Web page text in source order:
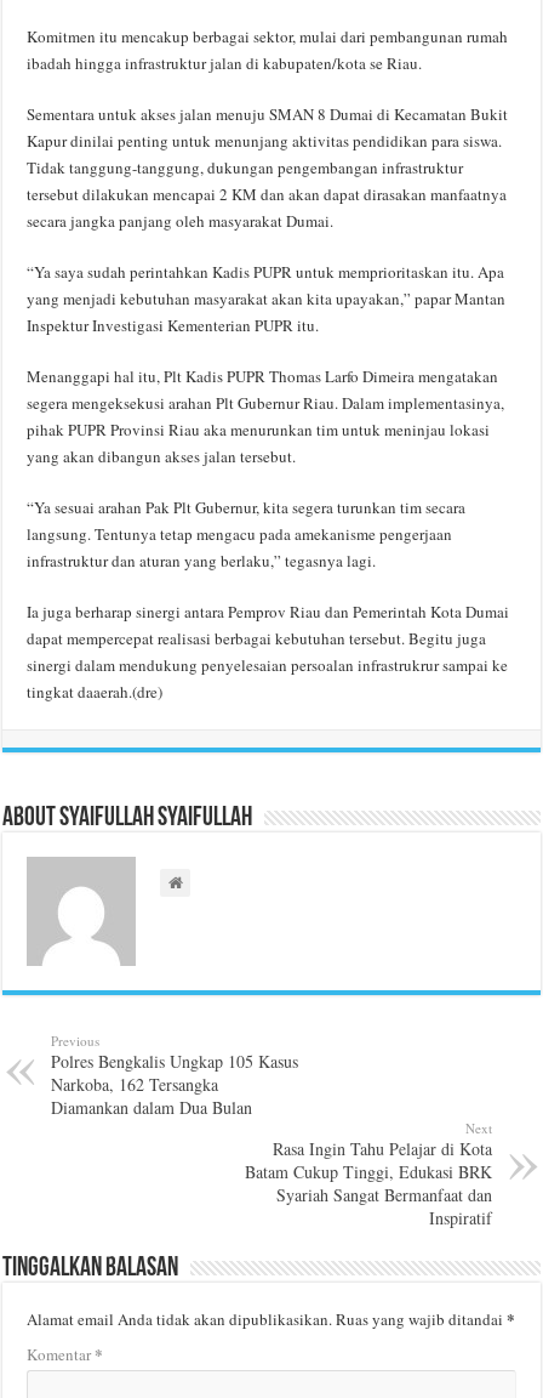
Komitmen itu mencakup berbagai sektor, mulai dari pembangunan rumah
ibadah hingga infrastruktur jalan di kabupaten/kota se Riau.
Sementara untuk akses jalan menuju SMAN 8 Dumai di Kecamatan Bukit
Kapur dinilai penting untuk menunjang aktivitas pendidikan para siswa.
Tidak tanggung-tanggung, dukungan pengembangan infrastruktur
tersebut dilakukan mencapai 2 KM dan akan dapat dirasakan manfaatnya
secara jangka panjang oleh masyarakat Dumai.
“Ya saya sudah perintahkan Kadis PUPR untuk memprioritaskan itu. Apa
yang menjadi kebutuhan masyarakat akan kita upayakan,” papar Mantan
Inspektur Investigasi Kementerian PUPR itu.
Menanggapi hal itu, Plt Kadis PUPR Thomas Larfo Dimeira mengatakan
segera mengeksekusi arahan Plt Gubernur Riau. Dalam implementasinya,
pihak PUPR Provinsi Riau aka menurunkan tim untuk meninjau lokasi
yang akan dibangun akses jalan tersebut.
“Ya sesuai arahan Pak Plt Gubernur, kita segera turunkan tim secara
langsung. Tentunya tetap mengacu pada amekanisme pengerjaan
infrastruktur dan aturan yang berlaku,” tegasnya lagi.
Ia juga berharap sinergi antara Pemprov Riau dan Pemerintah Kota Dumai
dapat mempercepat realisasi berbagai kebutuhan tersebut. Begitu juga
sinergi dalam mendukung penyelesaian persoalan infrastrukrur sampai ke
tingkat daaerah.(dre)
About Syaifullah Syaifullah
Previous
Polres Bengkalis Ungkap 105 Kasus
Narkoba, 162 Tersangka
Diamankan dalam Dua Bulan
Next
Rasa Ingin Tahu Pelajar di Kota
Batam Cukup Tinggi, Edukasi BRK
Syariah Sangat Bermanfaat dan
Inspiratif
Tinggalkan Balasan
Alamat email Anda tidak akan dipublikasikan.Ruas yang wajib ditandai*
Komentar*